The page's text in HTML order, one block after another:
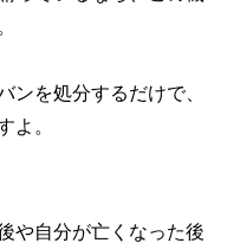
ンを処分するだけで、
よ。
や自分が亡くなった後